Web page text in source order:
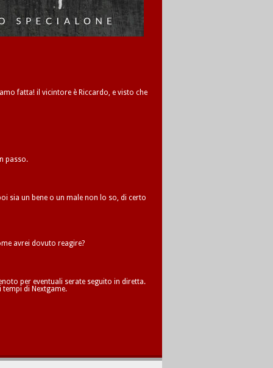
fatta! il vicintore è Riccardo, e visto che
passo.
sia un bene o un male non lo so, di certo
avrei dovuto reagire?
per eventuali serate seguito in diretta.
di Nextgame.